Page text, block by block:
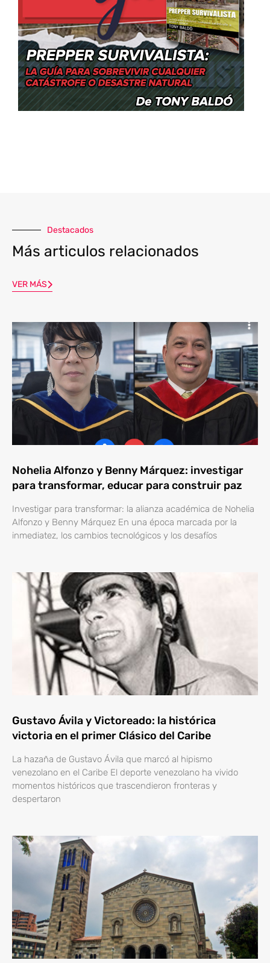
Destacados
Más articulos relacionados
VER MÁS
Nohelia Alfonzo y Benny Márquez: investigar
para transformar, educar para construir paz
Investigar para transformar: la alianza académica de Nohelia
Alfonzo y Benny Márquez En una época marcada por la
inmediatez, los cambios tecnológicos y los desafíos
Gustavo Ávila y Victoreado: la histórica
victoria en el primer Clásico del Caribe
La hazaña de Gustavo Ávila que marcó al hipismo
venezolano en el Caribe El deporte venezolano ha vivido
momentos históricos que trascendieron fronteras y
despertaron